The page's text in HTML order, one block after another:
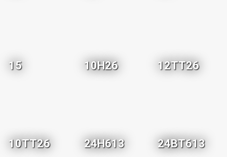
15 10H26 12TT26
10TT26 24H613 24BT613